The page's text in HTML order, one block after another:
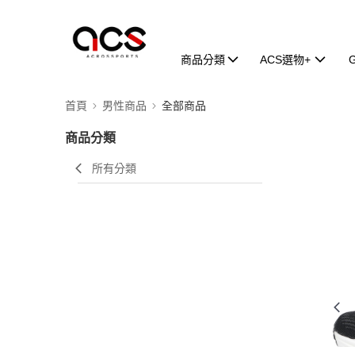
商品分類 ACS選物+
首頁 男性商品 全部商品
商品分類
所有分類